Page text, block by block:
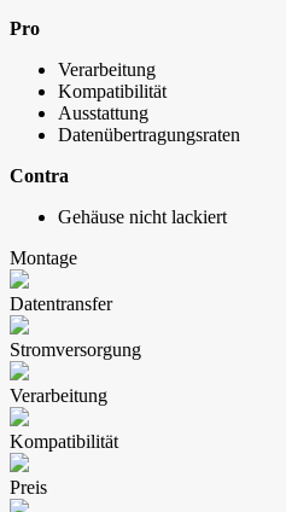
Pro
Verarbeitung
Kompatibilität
Ausstattung
Datenübertragungsraten
Contra
Gehäuse nicht lackiert
Montage
Datentransfer
Stromversorgung
Verarbeitung
Kompatibilität
Preis